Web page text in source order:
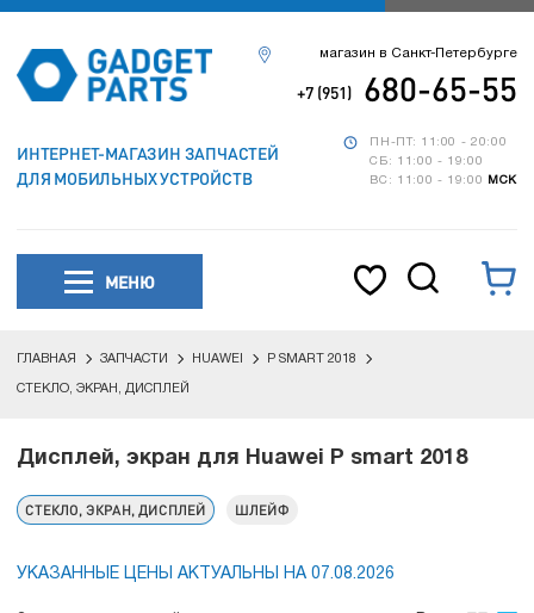
ИНТЕРНЕТ-МАГАЗИН ЗАПЧАСТЕЙ
ДЛЯ МОБИЛЬНЫХ УСТРОЙСТВ
ПН-ПТ: 11:00 - 20:00
СБ: 11:00 - 19:00
ВС: 11:00 - 19:00
МСК
магазин в Санкт-Петербурге
+7 (951) 680-65-55
МЕНЮ
ГЛАВНАЯ ЗАПЧАСТИ HUAWEI P SMART 2018
СТЕКЛО, ЭКРАН, ДИСПЛЕЙ
Дисплей, экран для Huawei P smart 2018
СТЕКЛО, ЭКРАН, ДИСПЛЕЙ ШЛЕЙФ
УКАЗАННЫЕ ЦЕНЫ АКТУАЛЬНЫ НА 07.08.2026